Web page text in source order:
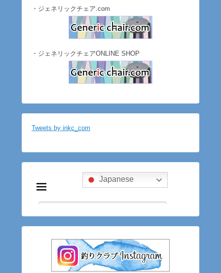
・ジェネリックチェア.com
・ジェネリックチェアONLINE SHOP
Tweets by inkc_com